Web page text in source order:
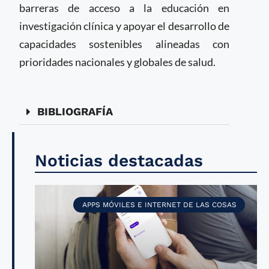
barreras de acceso a la educación en
investigación clínica y apoyar el desarrollo de
capacidades sostenibles alineadas con
prioridades nacionales y globales de salud.
BIBLIOGRAFÍA
Noticias destacadas
APPS MÓVILES E INTERNET DE LAS COSAS